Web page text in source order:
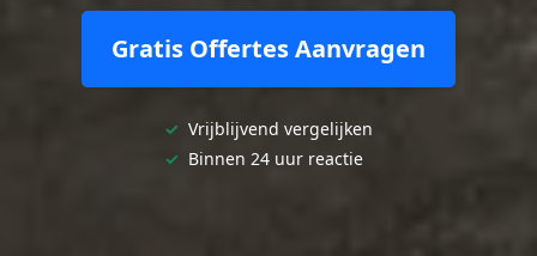
Gratis Offertes Aanvragen
✓ Vrijblijvend vergelijken
✓ Binnen 24 uur reactie